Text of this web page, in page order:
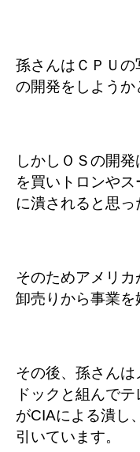
孫さんはＣＰＵの
の開発をしようか
しかしＯＳの開
を買いトロンや
に潰されると思っ
そのためアメリ
卸売りから事業を
その後、孫さん
ドックと組んで
がCIAによる潰し
引いています。